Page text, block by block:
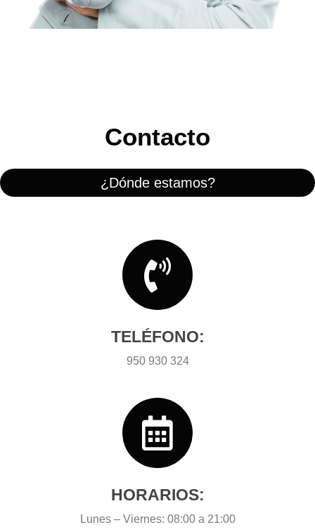
Contacto
¿Dónde estamos?
TELÉFONO:
950 930 324
HORARIOS:
Lunes – Viernes: 08:00 a 21:00